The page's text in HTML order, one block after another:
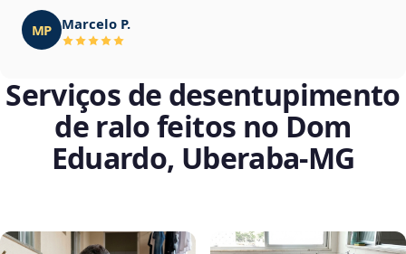
MP Marcelo P.
Serviços de desentupimento
de ralo feitos no Dom
Eduardo, Uberaba‑MG